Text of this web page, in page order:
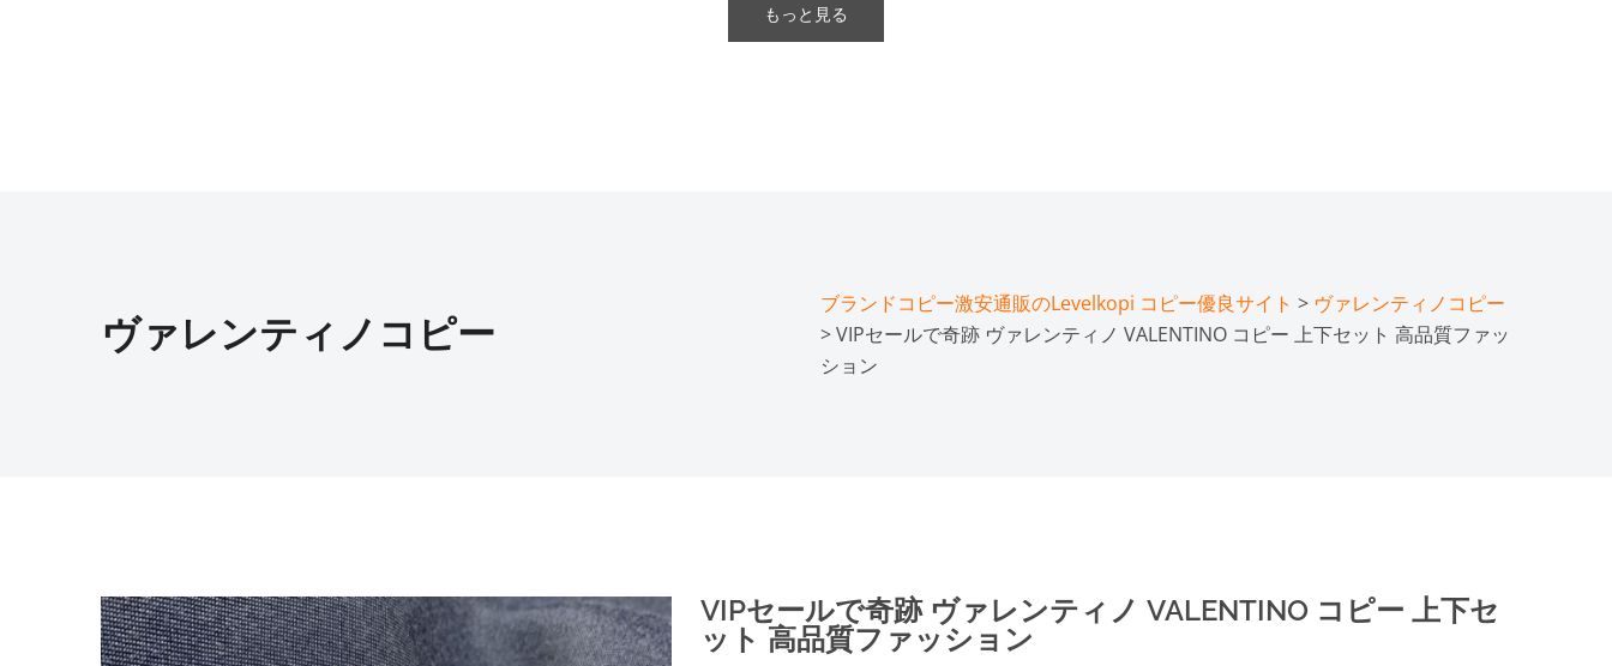
もっと見る
ヴァレンティノコピー
ブランドコピー激安通販のLevelkopi コピー優良サイト > ヴァレンティノコピー
> VIPセールで奇跡 ヴァレンティノ VALENTINO コピー 上下セット 高品質ファッ
ション
VIPセールで奇跡 ヴァレンティノ VALENTINO コピー 上下セ
ット 高品質ファッション